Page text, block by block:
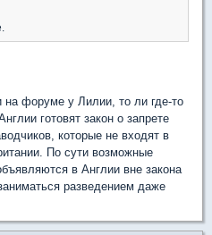
форуме у Лилии, то ли где-то
готовят закон о запрете
которые не входят в
По сути возможные
в Англии вне закона
разведением даже